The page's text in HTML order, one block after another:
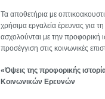
Τα αποθετήρια με
χρήσιμα εργαλεία έρευνας για
ασχολούνται με την προφορική
προσέγγιση στις κοινωνικές
«Όψεις της προφορικής
Κοινωνικών Ερευνών